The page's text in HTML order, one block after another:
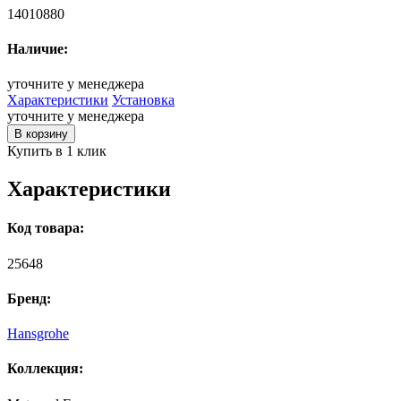
14010880
Наличие:
уточните у менеджера
Характеристики Установка
уточните у менеджера
В корзину
Купить в 1 клик
Характеристики
Код товара:
25648
Бренд:
Hansgrohe
Коллекция: